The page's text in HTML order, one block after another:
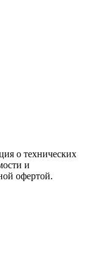
о технических
и
офертой.